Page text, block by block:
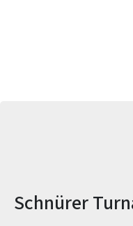
Schnürer